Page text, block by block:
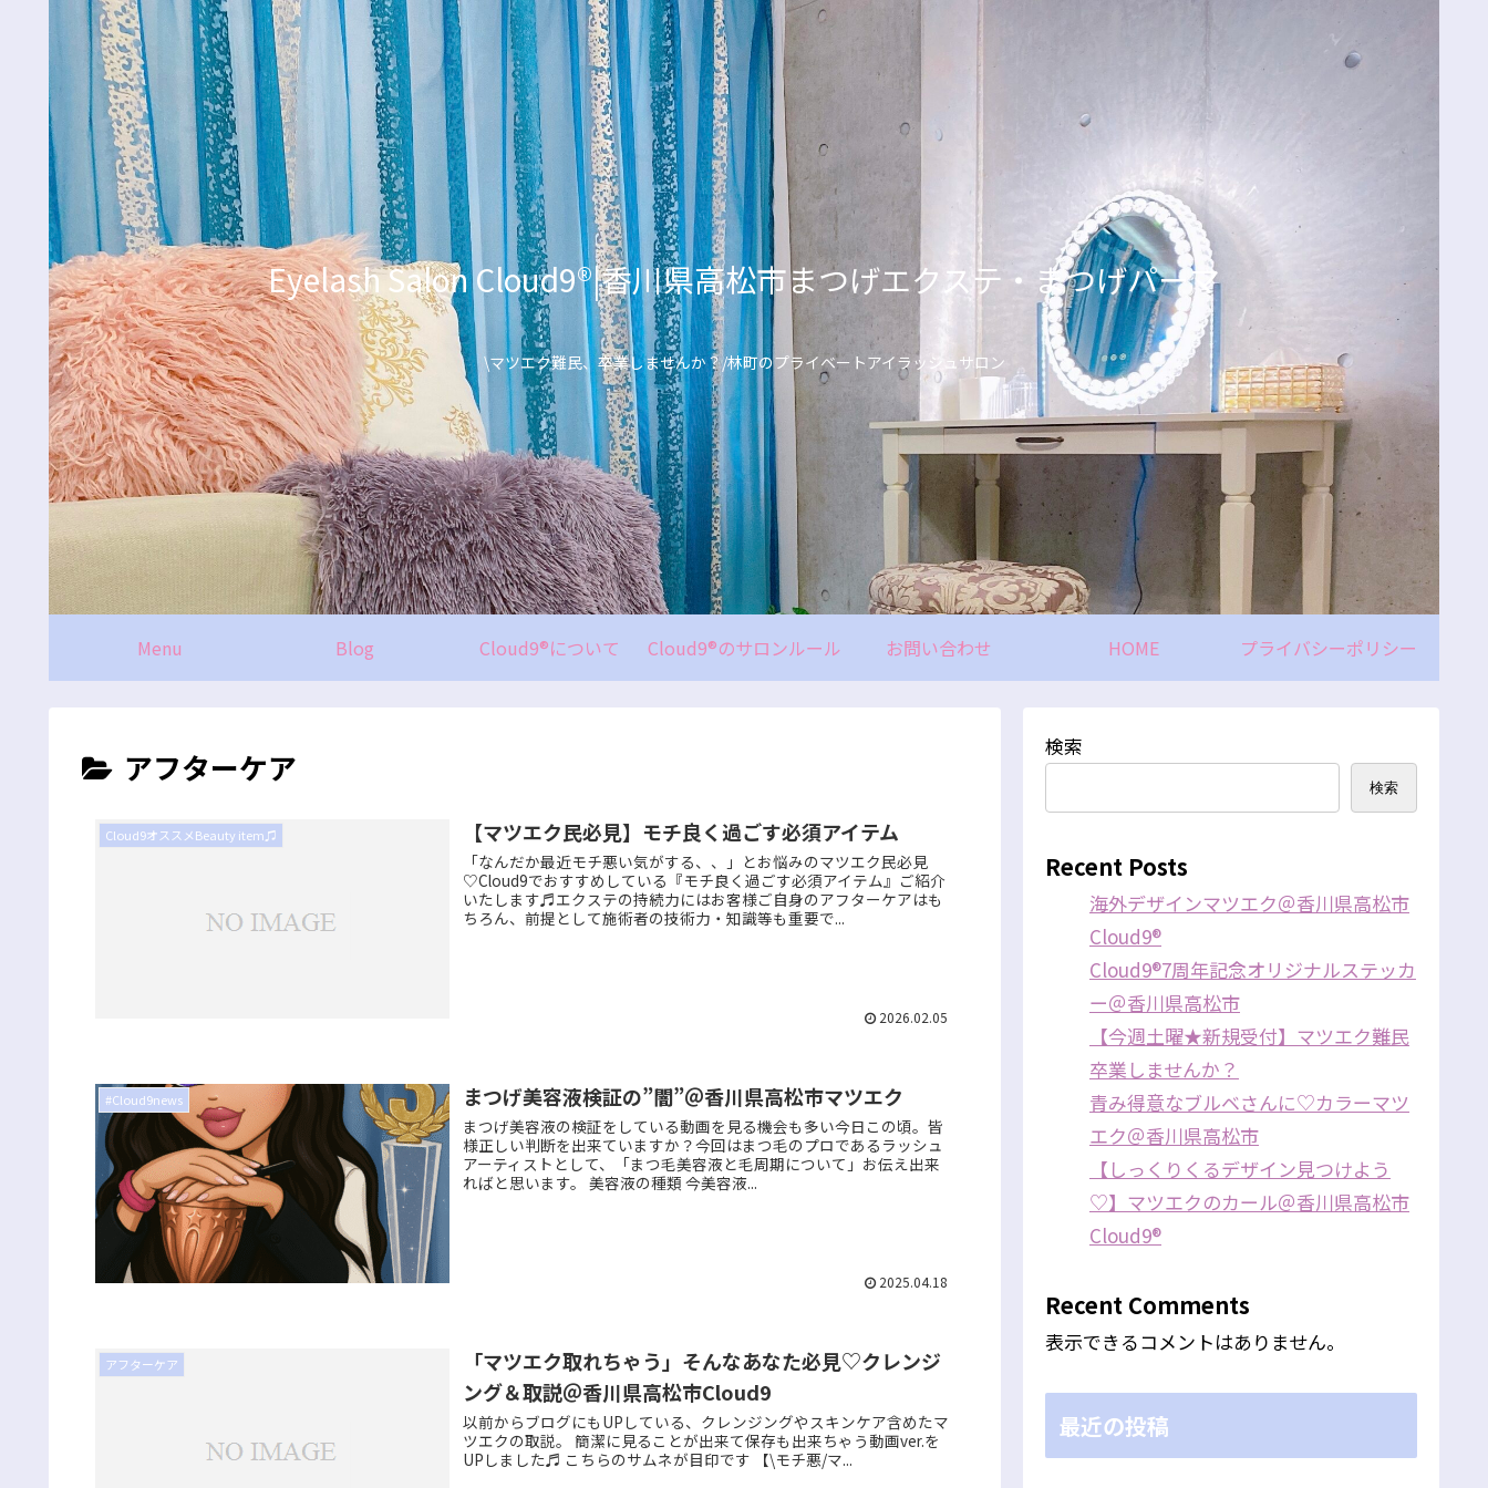
Eyelash Salon Cloud9®︎|香川県高松市まつげエクステ・まつげパーマ
\マツエク難民、卒業しませんか？/林町のプライベートアイラッシュサロン
Menu Blog Cloud9®について Cloud9®のサロンルール お問い合わせ HOME プライバシーポリシー
アフターケア
Cloud9オススメBeauty item♫ 【マツエク民必見】モチ良く過ごす必須アイテム
「なんだか最近モチ悪い気がする、、」とお悩みのマツエク民必見
♡Cloud9でおすすめしている『モチ良く過ごす必須アイテム』ご紹介
いたします♬エクステの持続力にはお客様ご自身のアフターケアはも
ちろん、前提として施術者の技術力・知識等も重要で...
2026.02.05
#Cloud9news まつげ美容液検証の”闇”＠香川県高松市マツエク
まつげ美容液の検証をしている動画を見る機会も多い今日この頃。皆
様正しい判断を出来ていますか？今回はまつ毛のプロであるラッシュ
アーティストとして、「まつ毛美容液と毛周期について」お伝え出来
ればと思います。 美容液の種類 今美容液...
2025.04.18
アフターケア
「マツエク取れちゃう」そんなあなた必見♡クレンジ
ング＆取説＠香川県高松市Cloud9
以前からブログにもUPしている、クレンジングやスキンケア含めたマ
ツエクの取説。 簡潔に見ることが出来て保存も出来ちゃう動画ver.を
UPしました♬ こちらのサムネが目印です 【\モチ悪/マ...
検索
検索
Recent Posts
海外デザインマツエク＠香川県高松市
Cloud9®
Cloud9®7周年記念オリジナルステッカ
ー＠香川県高松市
【今週土曜★新規受付】マツエク難民
卒業しませんか？
青み得意なブルベさんに♡カラーマツ
エク＠香川県高松市
【しっくりくるデザイン見つけよう
♡】マツエクのカール＠香川県高松市
Cloud9®
Recent Comments
表示できるコメントはありません。
最近の投稿